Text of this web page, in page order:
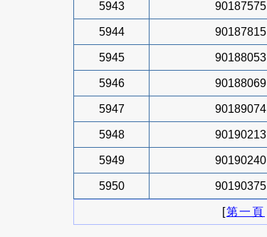
5943 90187575
5944 90187815
5945 90188053
5946 90188069
5947 90189074
5948 90190213
5949 90190240
5950 90190375
[第一頁